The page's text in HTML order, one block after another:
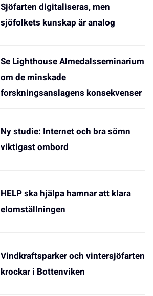
Sjöfarten digitaliseras, men
sjöfolkets kunskap är analog
Se Lighthouse Almedalsseminarium
om de minskade
forskningsanslagens konsekvenser
Ny studie: Internet och bra sömn
viktigast ombord
HELP ska hjälpa hamnar att klara
elomställningen
Vindkraftsparker och vintersjöfarten
krockar i Bottenviken